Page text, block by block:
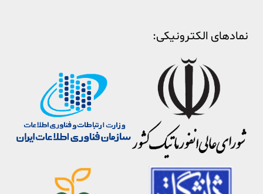
نمادهای الکترونیکی: